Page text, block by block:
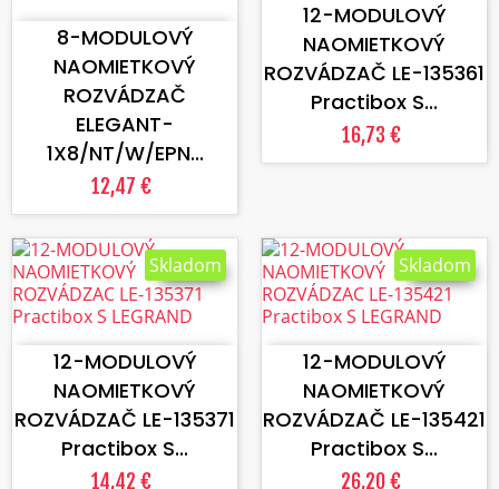
8-MODULOVÝ
NAOMIETKOVÝ
ROZVÁDZAČ
ELEGANT-
1X8/NT/W/EPN...
12,47 €
12-MODULOVÝ
NAOMIETKOVÝ
ROZVÁDZAČ LE-135361
Practibox S...
16,73 €
VLOŽIŤ DO KOŠÍKA
12-MODULOVÝ
NAOMIETKOVÝ
ROZVÁDZAČ LE-135371
Practibox S...
14,42 €
Skladom
VLOŽIŤ DO KOŠÍKA
12-MODULOVÝ
NAOMIETKOVÝ
ROZVÁDZAČ LE-135421
Practibox S...
26,20 €
Skladom